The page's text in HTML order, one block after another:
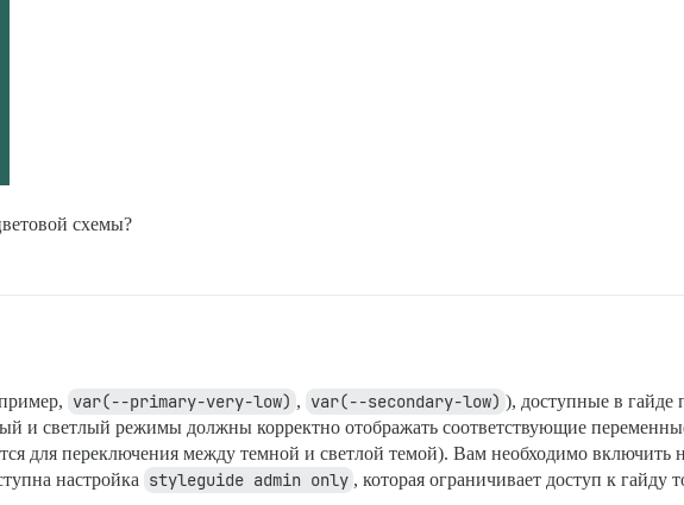
схемы?
var(--primary-very-low) , var(--secondary-low) ), доступные в гайде
и светлый режимы должны корректно отображать соответствующие
для переключения между темной и светлой темой). Вам необходимо включить
настройка styleguide admin only , которая ограничивает доступ к гайду